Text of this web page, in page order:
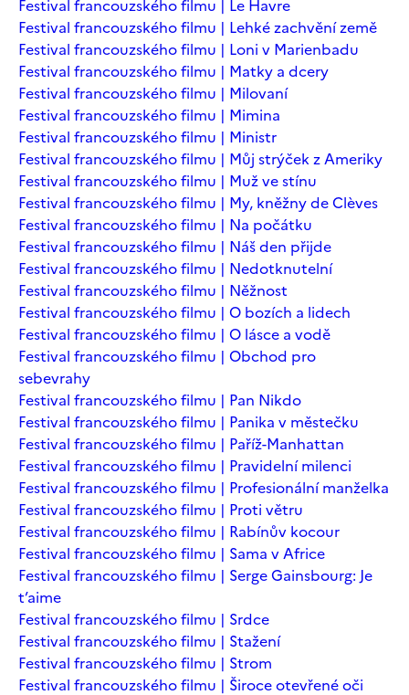
Festival francouzského filmu | Le Havre
Festival francouzského filmu | Lehké zachvění země
Festival francouzského filmu | Loni v Marienbadu
Festival francouzského filmu | Matky a dcery
Festival francouzského filmu | Milovaní
Festival francouzského filmu | Mimina
Festival francouzského filmu | Ministr
Festival francouzského filmu | Můj strýček z Ameriky
Festival francouzského filmu | Muž ve stínu
Festival francouzského filmu | My, kněžny de Clèves
Festival francouzského filmu | Na počátku
Festival francouzského filmu | Náš den přijde
Festival francouzského filmu | Nedotknutelní
Festival francouzského filmu | Něžnost
Festival francouzského filmu | O bozích a lidech
Festival francouzského filmu | O lásce a vodě
Festival francouzského filmu | Obchod pro
sebevrahy
Festival francouzského filmu | Pan Nikdo
Festival francouzského filmu | Panika v městečku
Festival francouzského filmu | Paříž-Manhattan
Festival francouzského filmu | Pravidelní milenci
Festival francouzského filmu | Profesionální manželka
Festival francouzského filmu | Proti větru
Festival francouzského filmu | Rabínův kocour
Festival francouzského filmu | Sama v Africe
Festival francouzského filmu | Serge Gainsbourg: Je
t’aime
Festival francouzského filmu | Srdce
Festival francouzského filmu | Stažení
Festival francouzského filmu | Strom
Festival francouzského filmu | Široce otevřené oči